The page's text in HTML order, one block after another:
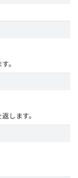
。
します。